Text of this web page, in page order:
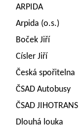
ARPIDA
Arpida (o.s.)
Boček Jiří
Císler Jiří
Česká spořitelna
ČSAD Autobusy
ČSAD JIHOTRANS
Dlouhá louka